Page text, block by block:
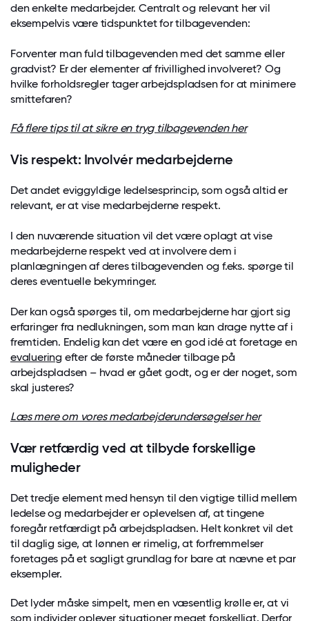
den enkelte medarbejder. Centralt og relevant her vil
eksempelvis være tidspunktet for tilbagevenden:
Forventer man fuld tilbagevenden med det samme eller
gradvist? Er der elementer af frivillighed involveret? Og
hvilke forholdsregler tager arbejdspladsen for at minimere
smittefaren?
Få flere tips til at sikre en tryg tilbagevenden her
Vis respekt: Involvér medarbejderne
Det andet eviggyldige ledelsesprincip, som også altid er
relevant, er at vise medarbejderne respekt.
I den nuværende situation vil det være oplagt at vise
medarbejderne respekt ved at involvere dem i
planlægningen af deres tilbagevenden og f.eks. spørge til
deres eventuelle bekymringer.
Der kan også spørges til, om medarbejderne har gjort sig
erfaringer fra nedlukningen, som man kan drage nytte af i
fremtiden. Endelig kan det være en god idé at foretage en
evaluering efter de første måneder tilbage på
arbejdspladsen – hvad er gået godt, og er der noget, som
skal justeres?
Læs mere om vores medarbejderundersøgelser her
Vær retfærdig ved at tilbyde forskellige
muligheder
Det tredje element med hensyn til den vigtige tillid mellem
ledelse og medarbejder er oplevelsen af, at tingene
foregår retfærdigt på arbejdspladsen. Helt konkret vil det
til daglig sige, at lønnen er rimelig, at forfremmelser
foretages på et sagligt grundlag for bare at nævne et par
eksempler.
Det lyder måske simpelt, men en væsentlig krølle er, at vi
som individer oplever situationer meget forskelligt. Derfor